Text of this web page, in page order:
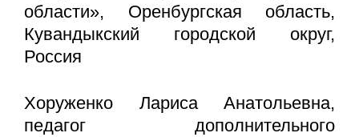
области», Оренбургская область,
Кувандыкский городской округ,
Россия
Хоруженко Лариса Анатольевна,
педагог дополнительного